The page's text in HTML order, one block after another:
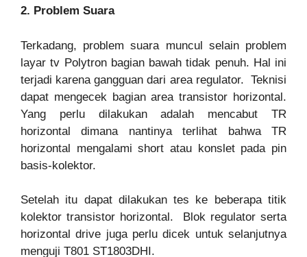
2. Problem Suara
Terkadang, problem suara muncul selain problem
layar tv Polytron bagian bawah tidak penuh. Hal ini
terjadi karena gangguan dari area regulator. Teknisi
dapat mengecek bagian area transistor horizontal.
Yang perlu dilakukan adalah mencabut TR
horizontal dimana nantinya terlihat bahwa TR
horizontal mengalami short atau konslet pada pin
basis-kolektor.
Setelah itu dapat dilakukan tes ke beberapa titik
kolektor transistor horizontal. Blok regulator serta
horizontal drive juga perlu dicek untuk selanjutnya
menguji T801 ST1803DHI.